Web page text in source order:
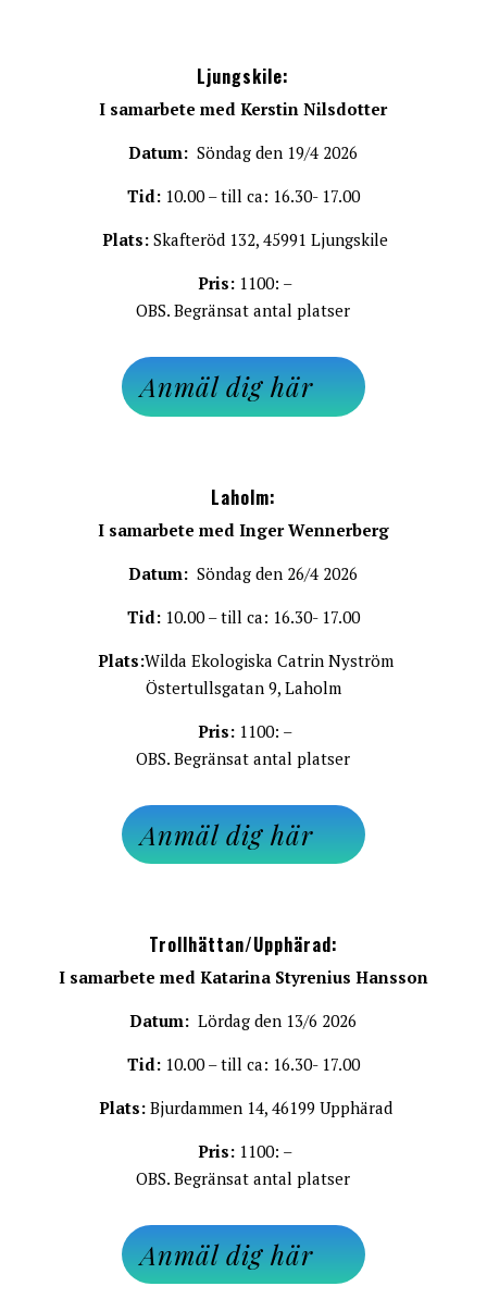
Ljungskile:
I samarbete medKerstin Nilsdotter
Datum: Söndag den 19/4 2026
Tid:10.00 – till ca: 16.30- 17.00
Plats:Skafteröd 132, 45991 Ljungskile
Pris: 1100: –
OBS. Begränsat antal platser
Anmäl dig här
Laholm:
I samarbete med Inger Wennerberg
Datum: Söndag den 26/4 2026
Tid:10.00 – till ca: 16.30- 17.00
Plats:Wilda Ekologiska Catrin Nyström
Östertullsgatan 9, Laholm
Pris: 1100: –
OBS. Begränsat antal platser
Anmäl dig här
Trollhättan/Upphärad:
I samarbete med Katarina Styrenius Hansson
Datum: Lördag den 13/6 2026
Tid:10.00 – till ca: 16.30- 17.00
Plats: Bjurdammen 14, 46199 Upphärad
Pris: 1100: –
OBS. Begränsat antal platser
Anmäl dig här